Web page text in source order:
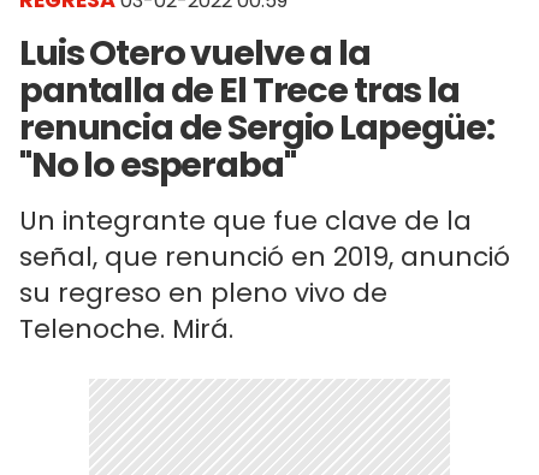
Luis Otero vuelve a la
pantalla de El Trece tras la
renuncia de Sergio Lapegüe:
"No lo esperaba"
Un integrante que fue clave de la
señal, que renunció en 2019, anunció
su regreso en pleno vivo de
Telenoche. Mirá.